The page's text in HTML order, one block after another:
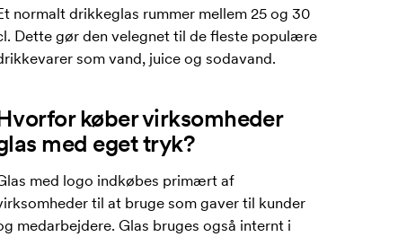
normalt drikkeglas rummer mellem 25 og 30
Dette gør den velegnet til de fleste populære
som vand, juice og sodavand.
køber virksomheder
med eget tryk?
med logo indkøbes primært af
til at bruge som gaver til kunder
medarbejdere. Glas bruges også internt i